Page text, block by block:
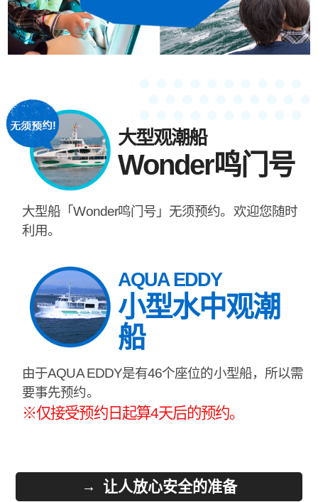
大型观潮船
Wonder鸣门号
大型船「Wonder鸣门号」无须预约。欢迎您随时
利用。
AQUA EDDY
小型水中观潮
船
由于AQUA EDDY是有46个座位的小型船，所以需
要事先预约。
※仅接受预约日起算4天后的预约。
让人放心安全的准备